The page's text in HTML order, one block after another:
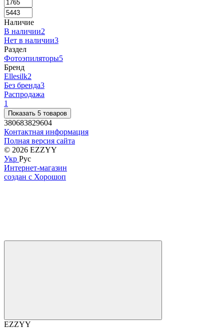
Наличие
В наличии2
Нет в наличии3
Раздел
Фотоэпиляторы5
Бренд
Ellesilk2
Без бренда3
Распродажа
1
Показать 5 товаров
380683829604
Контактная информация
Полная версия сайта
© 2026 EZZYY
Укр Рус
Интернет-магазин
создан с Хорошоп
EZZYY